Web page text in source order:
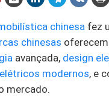
chinesa fez
chinesas
avançada, design
modernos, e
mercado.